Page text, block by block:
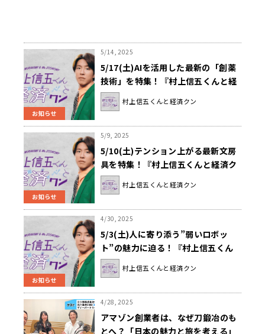
お知らせ
5/14, 2025
5/17(土)AIを活用した最新の「創薬
技術」を特集！『村上信五くんと経
済クン』
村上信五くんと経済クン
お知らせ
5/9, 2025
5/10(土)テンション上がる最新文房
具を特集！『村上信五くんと経済ク
ン』
村上信五くんと経済クン
お知らせ
4/30, 2025
5/3(土)人に寄り添う”弱いロボッ
ト”の魅力に迫る！『村上信五くん
と経済クン』
村上信五くんと経済クン
4/28, 2025
アマゾン創業者は、なぜ刀鍛冶のも
とへ？「日本の魅力と旅を考える」